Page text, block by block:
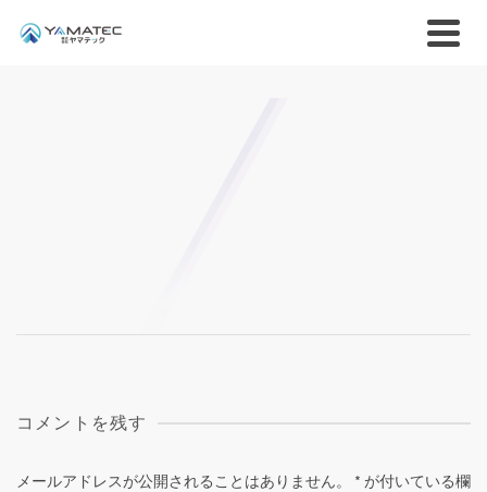
コメントを残す
メールアドレスが公開されることはありません。 * が付いている欄